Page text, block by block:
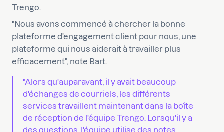
Trengo.
"Nous avons commencé à chercher la bonne
plateforme d'engagement client pour nous, une
plateforme qui nous aiderait à travailler plus
efficacement", note Bart.
"Alors qu'auparavant, il y avait beaucoup
d'échanges de courriels, les différents
services travaillent maintenant dans la boîte
de réception de l'équipe Trengo. Lorsqu'il y a
des questions, l'équipe utilise des notes